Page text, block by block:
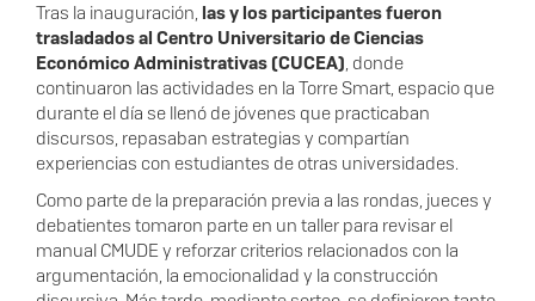
Tras la inauguración, las y los participantes fueron
trasladados al Centro Universitario de Ciencias
Económico Administrativas (CUCEA), donde
continuaron las actividades en la Torre Smart, espacio que
durante el día se llenó de jóvenes que practicaban
discursos, repasaban estrategias y compartían
experiencias con estudiantes de otras universidades.
Como parte de la preparación previa a las rondas, jueces y
debatientes tomaron parte en un taller para revisar el
manual CMUDE y reforzar criterios relacionados con la
argumentación, la emocionalidad y la construcción